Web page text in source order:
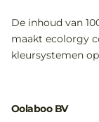
De inhoud van
maakt ecolorgy
kleursystemen
Oolaboo BV